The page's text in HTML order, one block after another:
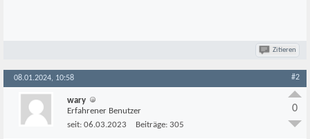
Zitieren
08.01.2024, 10:58 #2
wary
Erfahrener Benutzer
seit: 06.03.2023 Beiträge: 305
0